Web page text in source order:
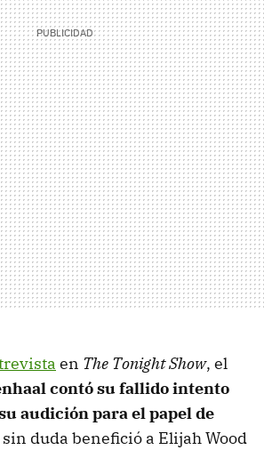
en The Tonight Show, el
contó su fallido intento
audición para el papel de
sin duda benefició a Elijah Wood